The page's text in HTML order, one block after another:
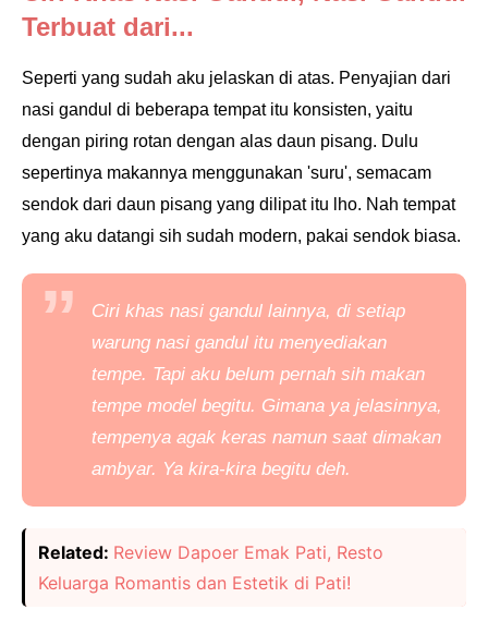
Terbuat dari...
Seperti yang sudah aku jelaskan di atas. Penyajian dari
nasi gandul di beberapa tempat itu konsisten, yaitu
dengan piring rotan dengan alas daun pisang. Dulu
sepertinya makannya menggunakan 'suru', semacam
sendok dari daun pisang yang dilipat itu lho. Nah tempat
yang aku datangi sih sudah modern, pakai sendok biasa.
Ciri khas nasi gandul lainnya, di setiap
warung nasi gandul itu menyediakan
tempe. Tapi aku belum pernah sih makan
tempe model begitu. Gimana ya jelasinnya,
tempenya agak keras namun saat dimakan
ambyar. Ya kira-kira begitu deh.
Related: Review Dapoer Emak Pati, Resto
Keluarga Romantis dan Estetik di Pati!